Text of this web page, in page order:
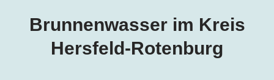
Brunnenwasser im Kreis
Hersfeld-Rotenburg